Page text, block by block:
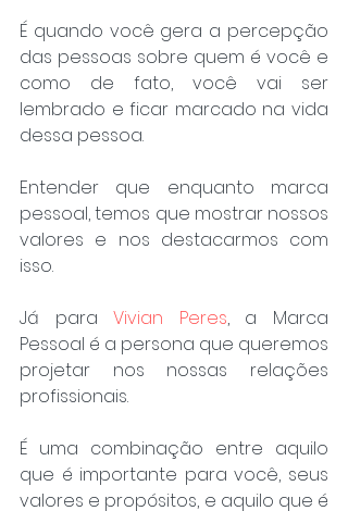
É quando você gera a percepção
das pessoas sobre quem é você e
como de fato, você vai ser
lembrado e ficar marcado na vida
dessa pessoa.
Entender que enquanto marca
pessoal, temos que mostrar nossos
valores e nos destacarmos com
isso.
Já para Vivian Peres, a Marca
Pessoal é a persona que queremos
projetar nos nossas relações
profissionais.
É uma combinação entre aquilo
que é importante para você, seus
valores e propósitos, e aquilo que é